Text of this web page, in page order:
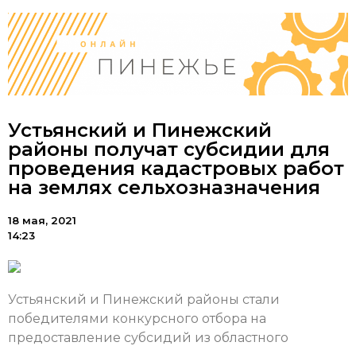
Устьянский и Пинежский
районы получат субсидии для
проведения кадастровых работ
на землях сельхозназначения
18 мая, 2021
14:23
Устьянский и Пинежский районы стали
победителями конкурсного отбора на
предоставление субсидий из областного